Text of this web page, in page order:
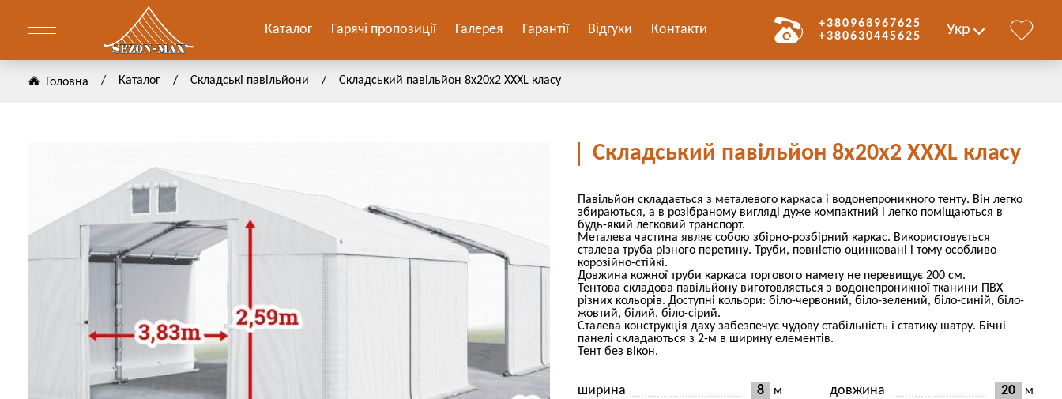
Каталог Гарячі пропозиції Галерея Гарантії Відгуки Контакти
+380968967625
+380630445625
Укр
Головна / Каталог / Складські павільйони / Складський павільйон 8х20х2 ХХХL класу
Складський павільйон 8х20х2 ХХХL класу
Павільйон складається з металевого каркаса і водонепроникного тенту. Він легко
збираються, а в розібраному вигляді дуже компактний і легко поміщаються в
будь-який легковий транспорт.
Металева частина являє собою збірно-розбірний каркас. Використовується
сталева труба різного перетину. Труби, повністю оцинковані і тому особливо
корозійно-стійкі.
Довжина кожної труби каркаса торгового намету не перевищує 200 см.
Тентова складова павільйону виготовляється з водонепроникної тканини ПВХ
різних кольорів. Доступні кольори: біло-червоний, біло-зелений, біло-синій, біло-
жовтий, білий, біло-сірий.
Сталева конструкція даху забезпечує чудову стабільність і статику шатру. Бічні
панелі складаються з 2-м в ширину елементів.
Тент без вікон.
ширина 8 м довжина 20 м